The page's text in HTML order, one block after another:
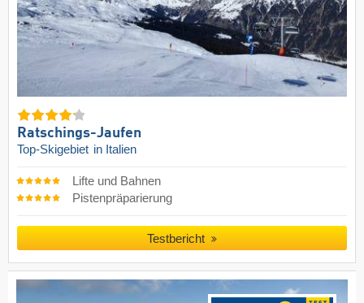
Ratschings-Jaufen
Top-Skigebiet in Italien
Lifte und Bahnen
Pistenpräparierung
Testbericht